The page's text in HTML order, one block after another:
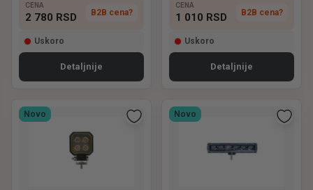
CENA
2 780 RSD B2B cena?
Uskoro
Detaljnije
CENA
1 010 RSD B2B cena?
Uskoro
Detaljnije
Novo Novo